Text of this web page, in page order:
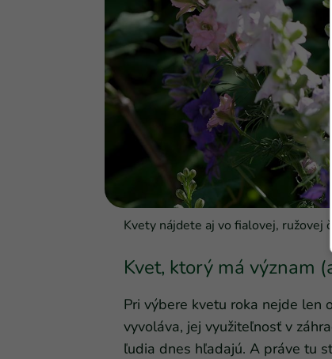
Kvety nájdete aj vo fialovej, ružovej
Kvet, ktorý má význam
Pri výbere kvetu roka nejde len
vyvoláva, jej využiteľnosť v
ľudia dnes hľadajú. A práve tu